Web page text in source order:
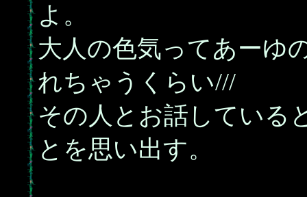
よ。
大人の色気ってあーゆ
れちゃうくらい///
その人とお話している
とを思い出す。